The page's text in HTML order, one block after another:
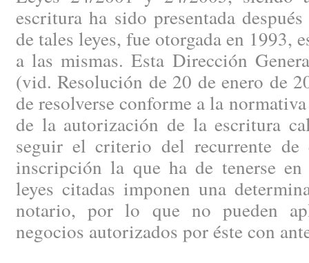
escritura ha sido presentada
de tales leyes, fue otorgada en 1993,
a las mismas. Esta Dirección
(vid. Resolución de 20 de enero de
de resolverse conforme a la
de la autorización de la escritura
seguir el criterio del recurrente
inscripción la que ha de tenerse
leyes citadas imponen una
notario, por lo que no pueden
negocios autorizados por éste con